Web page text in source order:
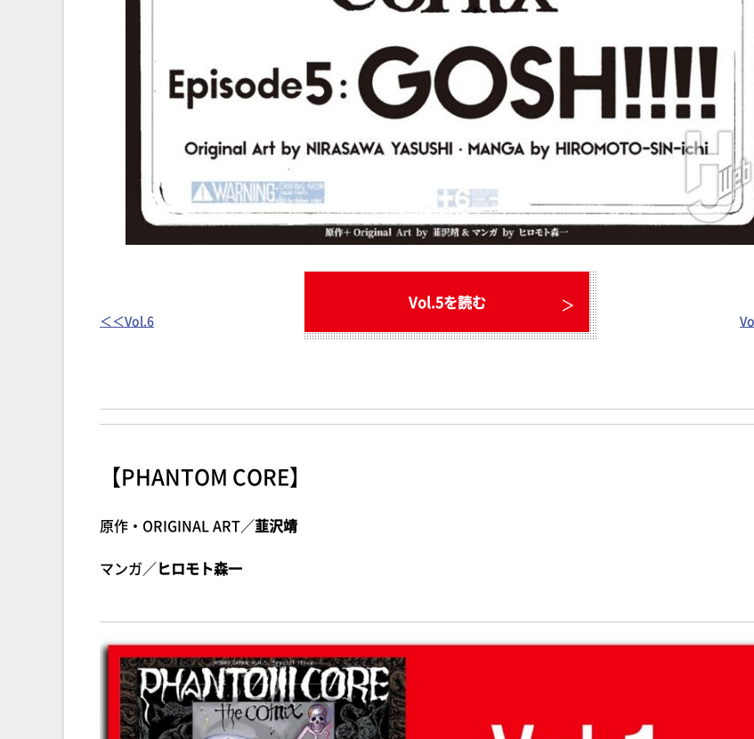
＜＜Vol.6
Vol.5を読む
【PHANTOM CORE】
原作・ORIGINAL ART／韮沢靖
マンガ／ヒロモト森一